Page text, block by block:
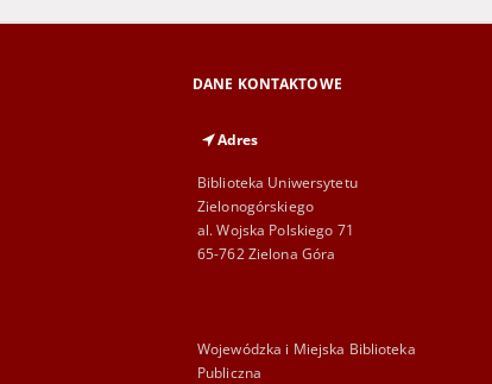
DANE KONTAKTOWE
Adres
Biblioteka Uniwersytetu
Zielonogórskiego
al. Wojska Polskiego 71
65-762 Zielona Góra
Wojewódzka i Miejska Biblioteka
Publiczna